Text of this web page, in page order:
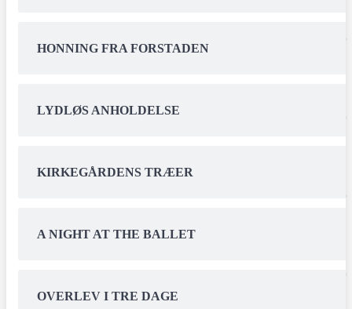
HONNING FRA FORSTADEN
LYDLØS ANHOLDELSE
KIRKEGÅRDENS TRÆER
A NIGHT AT THE BALLET
OVERLEV I TRE DAGE